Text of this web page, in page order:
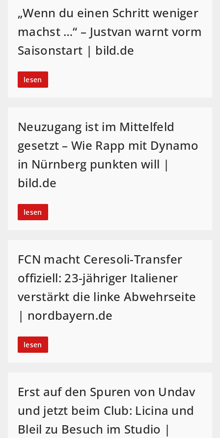
„Wenn du einen Schritt weniger
machst …“ – Justvan warnt vorm
Saisonstart | bild.de
lesen
Neuzugang ist im Mittelfeld
gesetzt – Wie Rapp mit Dynamo
in Nürnberg punkten will |
bild.de
lesen
FCN macht Ceresoli-Transfer
offiziell: 23-jähriger Italiener
verstärkt die linke Abwehrseite
| nordbayern.de
lesen
Erst auf den Spuren von Undav
und jetzt beim Club: Licina und
Bleil zu Besuch im Studio |